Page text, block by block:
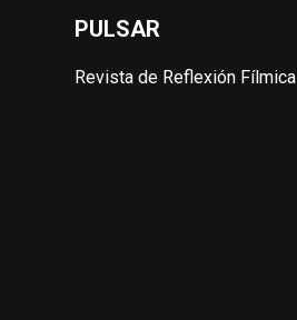
PULSAR
Revista de Reflexión Fílmica